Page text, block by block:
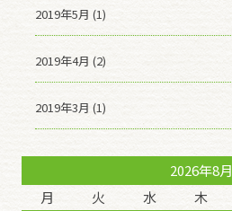
2019年5月 (1)
2019年4月 (2)
2019年3月 (1)
2026年8月
月
火 水 木